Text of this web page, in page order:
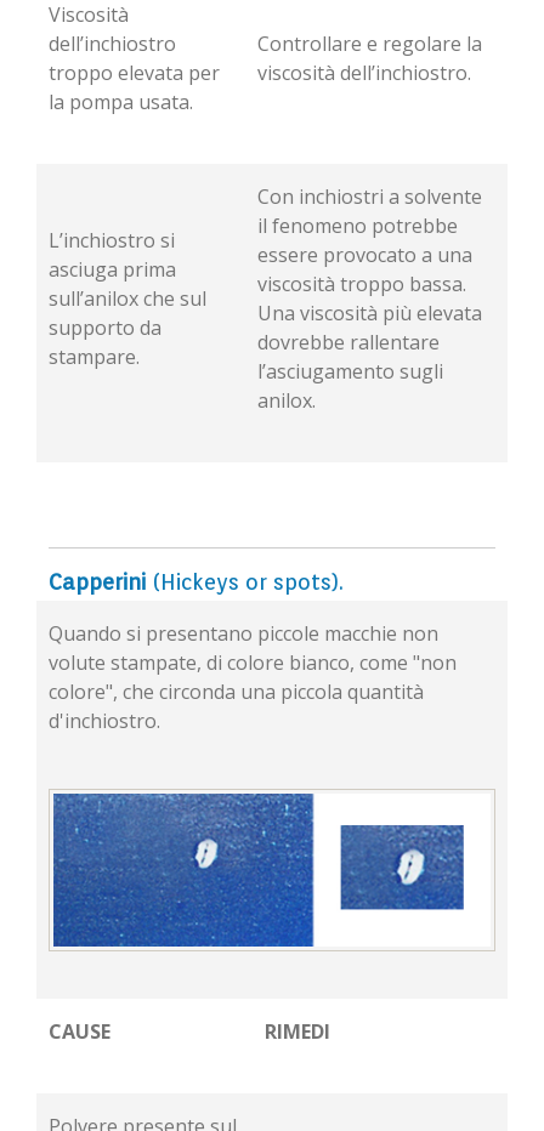
Viscosità
dell’inchiostro
troppo elevata per
la pompa usata.
Controllare e regolare la
viscosità dell’inchiostro.
L’inchiostro si
asciuga prima
sull’anilox che sul
supporto da
stampare.
Con inchiostri a solvente
il fenomeno potrebbe
essere provocato a una
viscosità troppo bassa.
Una viscosità più elevata
dovrebbe rallentare
l’asciugamento sugli
anilox.
Capperini (Hickeys or spots).
Quando si presentano piccole macchie non
volute stampate, di colore bianco, come "non
colore", che circonda una piccola quantità
d'inchiostro.
CAUSE RIMEDI